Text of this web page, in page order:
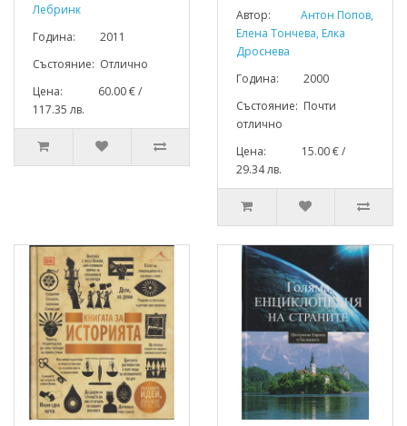
Лебринк
Година: 2011
Състояние: Отлично
Цена: 60.00 € /
117.35 лв.
Автор:
Антон Попов,
Елена Тончева, Елка
Дроснева
Година: 2000
Състояние: Почти
отлично
Цена: 15.00 € /
29.34 лв.